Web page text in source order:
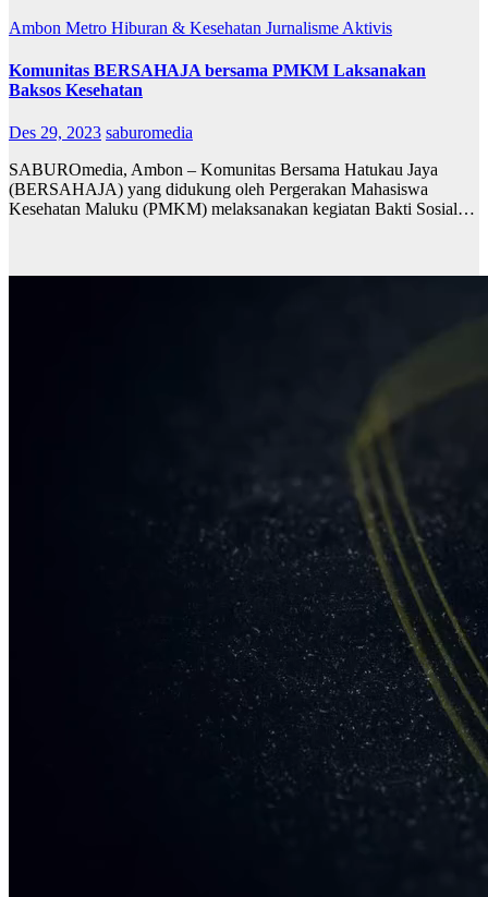
Ambon Metro Hiburan & Kesehatan Jurnalisme Aktivis
Komunitas BERSAHAJA bersama PMKM Laksanakan
Baksos Kesehatan
Des 29, 2023 saburomedia
SABUROmedia, Ambon – Komunitas Bersama Hatukau Jaya
(BERSAHAJA) yang didukung oleh Pergerakan Mahasiswa
Kesehatan Maluku (PMKM) melaksanakan kegiatan Bakti Sosial…